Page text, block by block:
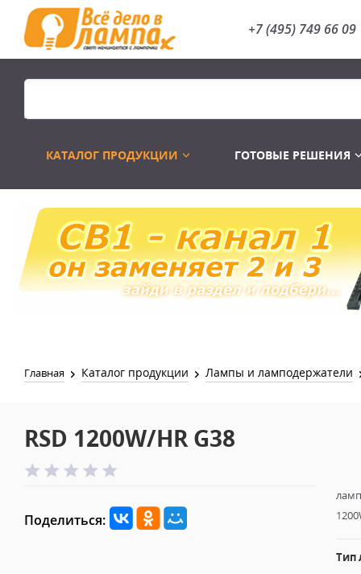
+7 (495) 749 66 09
КАТАЛОГ ПРОДУКЦИИ
Распродажа Лампы
ГОТОВЫЕ РЕШЕНИЯ
Главная Каталог продукции Лампы и ламподержатели
RSD 1200W/HR G38
Поделиться:
Тип